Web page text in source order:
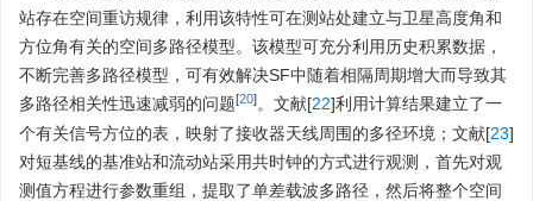
站存在空间重访规律，利用该特性可在测站处建立与卫星高度角和
方位角有关的空间多路径模型。该模型可充分利用历史积累数据，
不断完善多路径模型，可有效解决SF中随着相隔周期增大而导致其
多路径相关性迅速减弱的问题[20]。文献[22]利用计算结果建立了一
个有关信号方位的表，映射了接收器天线周围的多径环境；文献[23]
对短基线的基准站和流动站采用共时钟的方式进行观测，首先对观
测值方程进行参数重组，提取了单差载波多路径，然后将整个空间